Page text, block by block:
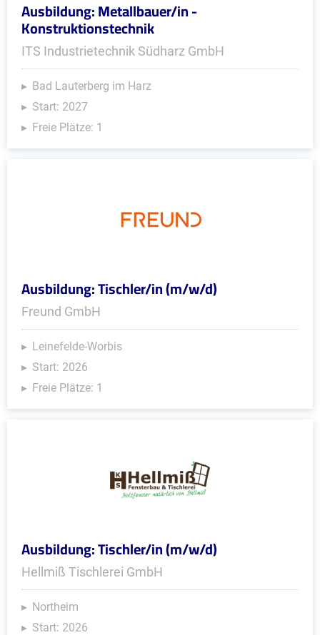
Ausbildung: Metallbauer/in -
Konstruktionstechnik
ITS Industrietechnik Südharz GmbH
Bad Lauterberg im Harz
Start: 2027
Freie Plätze: 1
Ausbildung: Tischler/in (m/w/d)
Freund GmbH
Leinefelde-Worbis
Start: 2026
Freie Plätze: 1
Ausbildung: Tischler/in (m/w/d)
Hellmiß Tischlerei GmbH
Northeim
Start: 2026